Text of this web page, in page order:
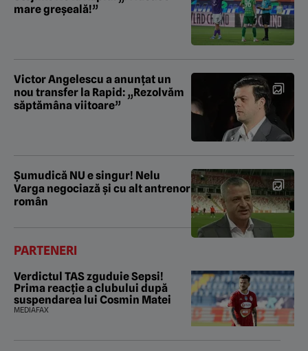
mare greșeală!”
Victor Angelescu a anunțat un
nou transfer la Rapid: „Rezolvăm
săptămâna viitoare”
Şumudică NU e singur! Nelu
Varga negociază şi cu alt antrenor
român
PARTENERI
Verdictul TAS zguduie Sepsi!
Prima reacție a clubului după
suspendarea lui Cosmin Matei
MEDIAFAX